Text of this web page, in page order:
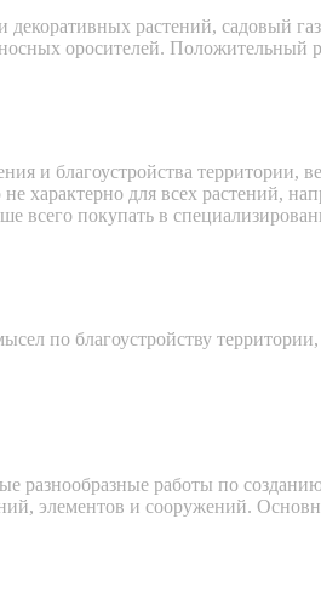
растений, садовый
оросителей. Положительный
и благоустройства территории,
характерно для всех растений,
всего покупать в
по благоустройству
разнообразные работы по
элементов и сооружений.